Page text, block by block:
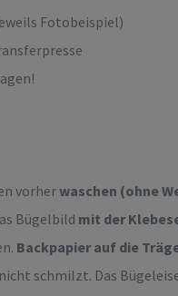
Fotobeispiel)
vorherwaschen (ohne
Bügelbild mit der
Backpapier auf die
schmilzt. Das